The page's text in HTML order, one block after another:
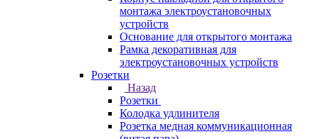
монтажа электроустановочных
устройств
Основание для открытого монтажа
Рамка декоративная для
электроустановочных устройств
Розетки
Назад
Розетки
Колодка удлинителя
Розетка медная коммуникационная